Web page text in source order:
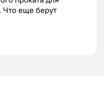
Что еще берут